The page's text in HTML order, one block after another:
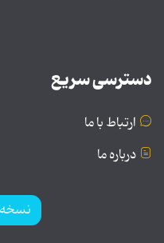
دسترسی سریع
ارتباط با ما
درباره ما